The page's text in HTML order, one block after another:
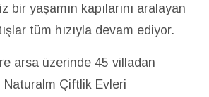
bir yaşamın kapılarını aralayan
tüm hızıyla devam ediyor.
arsa üzerinde 45 villadan
Çiftlik Evleri